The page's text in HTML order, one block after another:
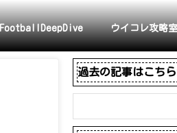
FootballDeepDive ウイコレ攻略室
過去の記事はこち